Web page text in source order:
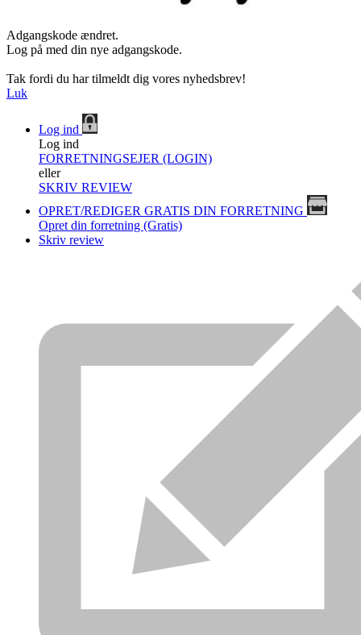
Adgangskode ændret.
Log på med din nye adgangskode.
Tak fordi du har tilmeldt dig vores nyhedsbrev!
Luk
Log ind
Log ind
FORRETNINGSEJER (LOGIN)
eller
SKRIV REVIEW
OPRET/REDIGER GRATIS DIN FORRETNING
Opret din forretning (Gratis)
Skriv review